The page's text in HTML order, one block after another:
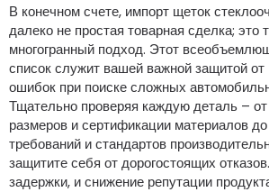
В конечном счете, импорт щеток
далеко не простая товарная сделка; это
многогранный подход. Этот
список служит вашей важной защитой от
ошибок при поиске сложных
Тщательно проверяя каждую деталь –
размеров и сертификации материалов
требований и стандартов
защитите себя от дорогостоящих
задержки, и снижение репутации